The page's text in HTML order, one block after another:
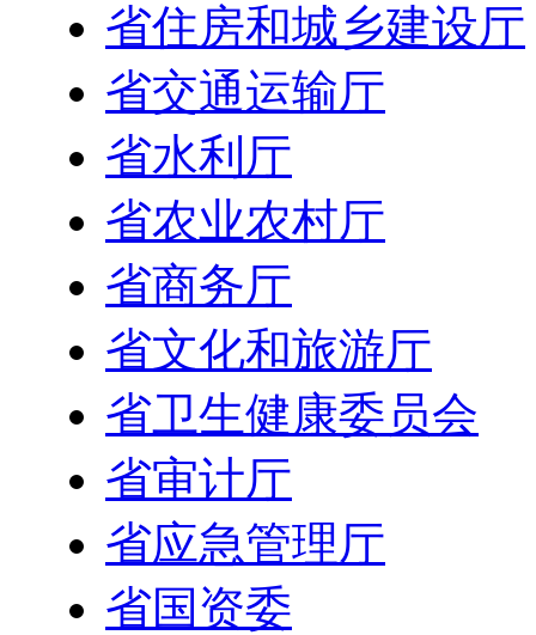
省住房和城乡建设厅
省交通运输厅
省水利厅
省农业农村厅
省商务厅
省文化和旅游厅
省卫生健康委员会
省审计厅
省应急管理厅
省国资委